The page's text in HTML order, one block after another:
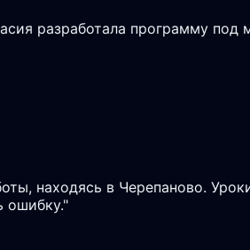
разработала программу
находясь в Черепаново.
ошибку."